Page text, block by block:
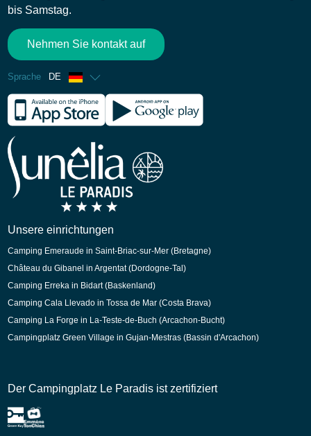
bis Samstag.
Nehmen Sie kontakt auf
Sprache DE
Französisch
Englisch
Spanisch
Niederländisch
Unsere einrichtungen
Camping Emeraude in Saint-Briac-sur-Mer (Bretagne)
Château du Gibanel in Argentat (Dordogne-Tal)
Camping Erreka in Bidart (Baskenland)
Camping Cala Llevado in Tossa de Mar (Costa Brava)
Camping La Forge in La-Teste-de-Buch (Arcachon-Bucht)
Campingplatz Green Village in Gujan-Mestras (Bassin d'Arcachon)
Der Campingplatz Le Paradis ist zertifiziert